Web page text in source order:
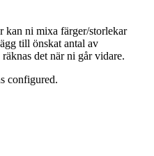
kan ni mixa färger/storlekar
till önskat antal av
det när ni går vidare.
configured.